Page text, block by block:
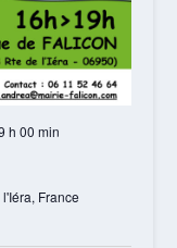
h 00 min
France